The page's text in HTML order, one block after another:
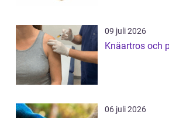
09 juli 2026
Knäartros och
06 juli 2026